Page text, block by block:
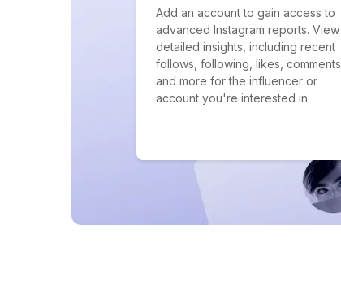
Add an account to gain access to
advanced Instagram reports. View
detailed insights, including recent
follows, following, likes, comments,
and more for the influencer or
account you're interested in.